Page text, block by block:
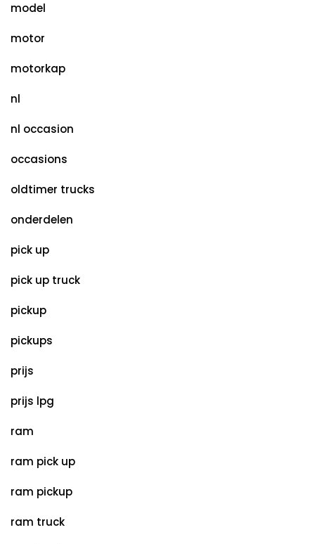
model
motor
motorkap
nl
nl occasion
occasions
oldtimer trucks
onderdelen
pick up
pick up truck
pickup
pickups
prijs
prijs lpg
ram
ram pick up
ram pickup
ram truck